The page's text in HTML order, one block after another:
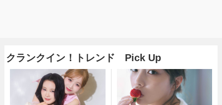
クランクイン！トレンド Pick Up